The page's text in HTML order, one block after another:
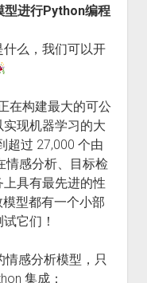
型进行Python编程
么，我们可以开
在构建最大的可公
现机器学习的大
超过 27,000 个由
情感分析、目标检
具有最先进的性
型都有一个小部
它们！
情感分析模型，只
集成：